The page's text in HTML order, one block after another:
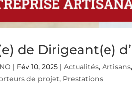
de Dirigeant(e)
| Fév 10, 2025 |Actualités,Artisans,
de projet, Prestations